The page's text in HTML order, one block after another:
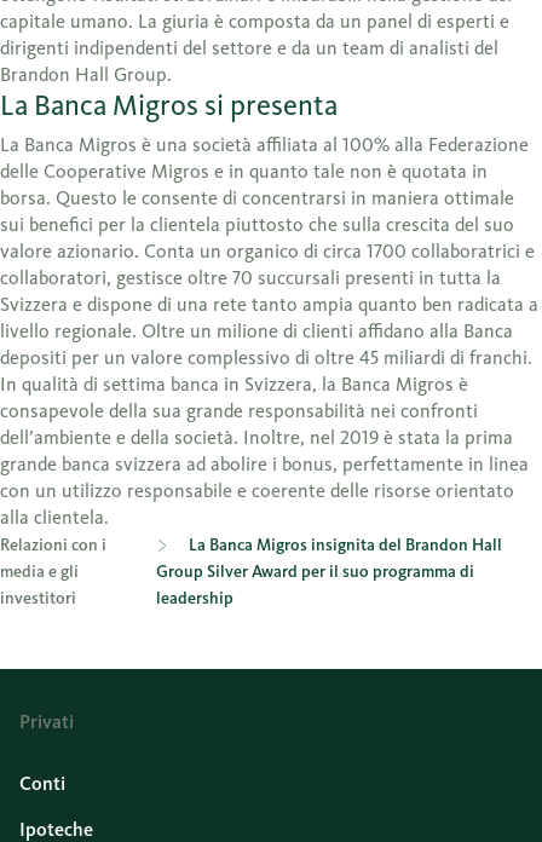
capitale umano. La giuria è composta da un panel di esperti e
dirigenti indipendenti del settore e da un team di analisti del
Brandon Hall Group.
La Banca Migros si presenta
La Banca Migros è una società affiliata al 100% alla Federazione
delle Cooperative Migros e in quanto tale non è quotata in
borsa. Questo le consente di concentrarsi in maniera ottimale
sui benefici per la clientela piuttosto che sulla crescita del suo
valore azionario. Conta un organico di circa 1700 collaboratrici e
collaboratori, gestisce oltre 70 succursali presenti in tutta la
Svizzera e dispone di una rete tanto ampia quanto ben radicata a
livello regionale. Oltre un milione di clienti affidano alla Banca
depositi per un valore complessivo di oltre 45 miliardi di franchi.
In qualità di settima banca in Svizzera, la Banca Migros è
consapevole della sua grande responsabilità nei confronti
dell’ambiente e della società. Inoltre, nel 2019 è stata la prima
grande banca svizzera ad abolire i bonus, perfettamente in linea
con un utilizzo responsabile e coerente delle risorse orientato
alla clientela.
Relazioni con i
media e gli
investitori
La Banca Migros insignita del Brandon Hall
Group Silver Award per il suo programma di
leadership
Privati
Conti
Ipoteche